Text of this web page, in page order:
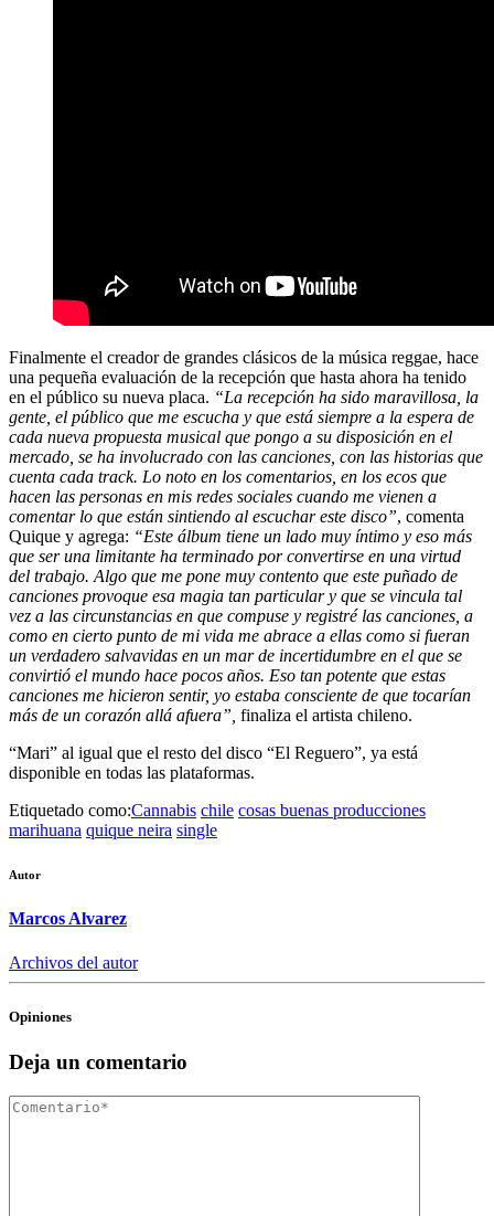
Finalmente el creador de grandes clásicos de la música reggae, hace
una pequeña evaluación de la recepción que hasta ahora ha tenido
en el público su nueva placa. “La recepción ha sido maravillosa, la
gente, el público que me escucha y que está siempre a la espera de
cada nueva propuesta musical que pongo a su disposición en el
mercado, se ha involucrado con las canciones, con las historias que
cuenta cada track. Lo noto en los comentarios, en los ecos que
hacen las personas en mis redes sociales cuando me vienen a
comentar lo que están sintiendo al escuchar este disco”, comenta
Quique y agrega: “Este álbum tiene un lado muy íntimo y eso más
que ser una limitante ha terminado por convertirse en una virtud
del trabajo. Algo que me pone muy contento que este puñado de
canciones provoque esa magia tan particular y que se vincula tal
vez a las circunstancias en que compuse y registré las canciones, a
como en cierto punto de mi vida me abrace a ellas como si fueran
un verdadero salvavidas en un mar de incertidumbre en el que se
convirtió el mundo hace pocos años. Eso tan potente que estas
canciones me hicieron sentir, yo estaba consciente de que tocarían
más de un corazón allá afuera”, finaliza el artista chileno.
“Mari” al igual que el resto del disco “El Reguero”, ya está
disponible en todas las plataformas.
Etiquetado como:Cannabis chile cosas buenas producciones
marihuana quique neira single
Autor
Marcos Alvarez
Archivos del autor
Opiniones
Deja un comentario